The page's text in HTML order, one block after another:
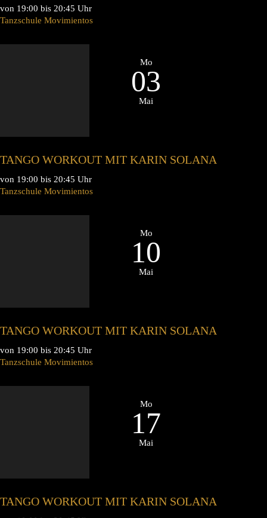
von 19:00 bis 20:45 Uhr
Tanzschule Movimientos
Mo
03
Mai
TANGO WORKOUT MIT KARIN SOLANA
von 19:00 bis 20:45 Uhr
Tanzschule Movimientos
Mo
10
Mai
TANGO WORKOUT MIT KARIN SOLANA
von 19:00 bis 20:45 Uhr
Tanzschule Movimientos
Mo
17
Mai
TANGO WORKOUT MIT KARIN SOLANA